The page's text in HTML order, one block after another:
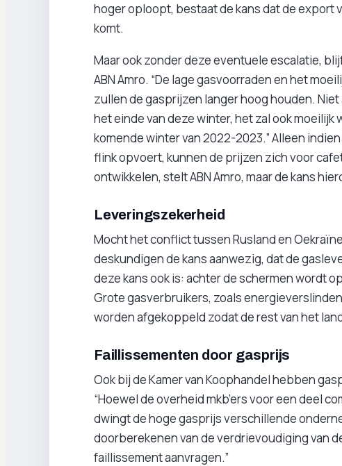
hoger oploopt, bestaat de kans dat de export
komt.
Maar ook zonder deze eventuele escalatie,
ABN Amro. “De lage gasvoorraden en het
zullen de gasprijzen langer hoog houden.
het einde van deze winter, het zal ook
komende winter van 2022-2023.” Alleen
flink opvoert, kunnen de prijzen zich voor
ontwikkelen, stelt ABN Amro, maar de kans
Leveringszekerheid
Mocht het conflict tussen Rusland en
deskundigen de kans aanwezig, dat de
deze kans ook is: achter de schermen wordt
Grote gasverbruikers, zoals
worden afgekoppeld zodat de rest van het
Faillissementen door gasprijs
Ook bij de Kamer van Koophandel hebben
“Hoewel de overheid mkb’ers voor een deel
dwingt de hoge gasprijs verschillende
doorberekenen van de verdrievoudiging van
faillissement aanvragen.”